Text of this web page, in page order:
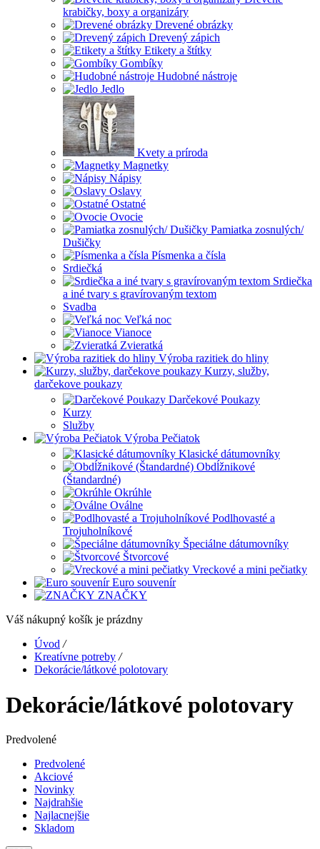
krabičky, boxy a organizáry
Drevené obrázky
Drevený zápich
Etikety a štítky
Gombíky
Hudobné nástroje
Jedlo
Kvety a príroda
Magnetky
Nápisy
Oslavy
Ostatné
Ovocie
Pamiatka zosnulých/
Dušičky
Písmenka a čísla
Srdiečká
Srdiečka
a iné tvary s gravírovaným textom
Svadba
Veľká noc
Vianoce
Zvieratká
Výroba razitiek do hliny
Kurzy, služby,
darčekove poukazy
Darčekové Poukazy
Kurzy
Služby
Výroba Pečiatok
Klasické dátumovníky
Obdĺžnikové
(Štandardné)
Okrúhle
Oválne
Podlhovasté a
Trojuholníkové
Špeciálne dátumovníky
Štvorcové
Vreckové a mini pečiatky
Euro souvenír
ZNAČKY
Váš nákupný košík je prázdny
Úvod /
Kreatívne potreby /
Dekorácie/látkové polotovary
Dekorácie/látkové polotovary
Predvolené
Predvolené
Akciové
Novinky
Najdrahšie
Najlacnejšie
Skladom